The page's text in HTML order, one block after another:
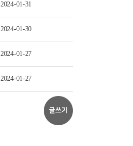
2024-01-31
2024-01-30
2024-01-27
2024-01-27